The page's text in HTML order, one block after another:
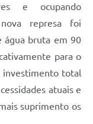
e ocupando
represa foi
água bruta em 90
para o
investimento total
atuais e
suprimento os